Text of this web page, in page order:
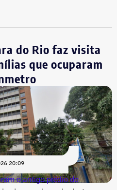
do Rio faz visita
que ocuparam
20:09
o antigo prédio do